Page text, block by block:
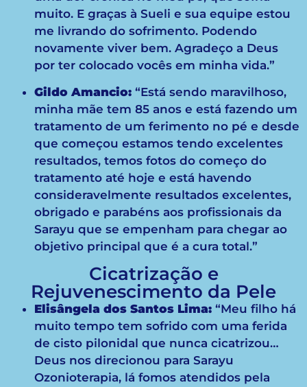
muito. E graças à Sueli e sua equipe estou
me livrando do sofrimento. Podendo
novamente viver bem. Agradeço a Deus
por ter colocado vocês em minha vida.”
Gildo Amancio: “Está sendo maravilhoso,
minha mãe tem 85 anos e está fazendo um
tratamento de um ferimento no pé e desde
que começou estamos tendo excelentes
resultados, temos fotos do começo do
tratamento até hoje e está havendo
consideravelmente resultados excelentes,
obrigado e parabéns aos profissionais da
Sarayu que se empenham para chegar ao
objetivo principal que é a cura total.”
Cicatrização e
Rejuvenescimento da Pele
Elisângela dos Santos Lima: “Meu filho há
muito tempo tem sofrido com uma ferida
de cisto pilonidal que nunca cicatrizou…
Deus nos direcionou para Sarayu
Ozonioterapia, lá fomos atendidos pela